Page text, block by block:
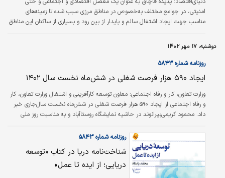
امنیتی، در جوامع مختلف به‌خصوص در مناطق مرزی سبب شده تا زمینه‌‌‌های
مناسب جهت ایجاد اشتغال سالم و پایدار از بین رود و بسیاری از ساکنان این مناطق
دوشنبه، ۱۷ مهر ۱۴۰۲
روزنامه شماره ۵۸۴۳
ایجاد ۵۹۰ هزار فرصت شغلی در شش‌ماه نخست سال ۱۴۰۲
وزارت تعاون، کار و رفاه اجتماعی: معاون توسعه کارآفرینی و اشتغال وزارت تعاون، کار
و رفاه اجتماعی از ایجاد ۵۹۰ هزار فرصت شغلی در شش‌ماه نخست سال‌جاری خبر
داد. محمود کریمی‌بیرانوند در حاشیه نمایشگاه روستا‌آباد و به مناسبت روز ملی
هدف عملیاتی شده و ۵۹۰هزار فرصت شغلی جدید ایجاد شده است.
روزنامه شماره ۵۸۴۳
شناخت‌نامه دریا در کتاب «توسعه
دریایی؛ از ایده تا عمل»